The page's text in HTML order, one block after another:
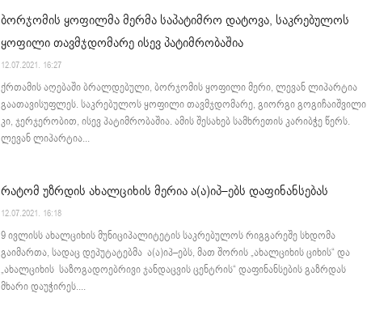
ბორჯომის ყოფილმა მერმა საპატიმრო დატოვა, საკრებულოს
ყოფილი თავმჯდომარე ისევ პატიმრობაშია
12.07.2021. 16:27
ქრთამის აღებაში ბრალდებული, ბორჯომის ყოფილი მერი, ლევან ლიპარტია
გაათავისუფლეს. საკრებულოს ყოფილი თავმჯდომარე, გიორგი გოგიჩაიშვილი
კი, ჯერჯერობით, ისევ პატიმრობაშია. ამის შესახებ სამხრეთის კარიბჭე წერს.
ლევან ლიპარტია...
რატომ უზრდის ახალციხის მერია ა(ა)იპ–ებს დაფინანსებას
12.07.2021. 16:18
9 ივლისს ახალციხის მუნიციპალიტეტის საკრებულოს რიგგარეშე სხდომა
გაიმართა, სადაც დეპუტატებმა ა(ა)იპ–ებს, მათ შორის „ახალციხის ციხის“ და
„ახალციხის საზოგადოებრივი ჯანდაცვის ცენტრის“ დაფინანსების გაზრდას
მხარი დაუჭირეს....